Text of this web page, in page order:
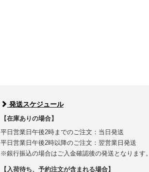
発送スケジュール
【在庫ありの場合】
平日営業日午後2時までのご注文：当日発送
平日営業日午後2時以降のご注文：翌営業日発送
※銀行振込の場合はご入金確認後の発送となります。
【入荷待ち、予約注文が含まれる場合】